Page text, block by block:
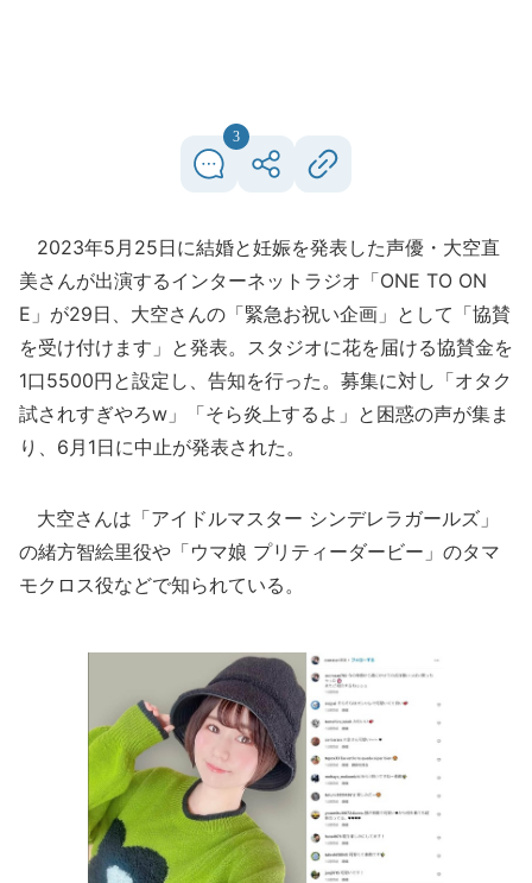
3
2023年5月25日に結婚と妊娠を発表した声優・大空直
美さんが出演するインターネットラジオ「ONE TO ON
E」が29日、大空さんの「緊急お祝い企画」として「協賛
を受け付けます」と発表。スタジオに花を届ける協賛金を
1口5500円と設定し、告知を行った。募集に対し「オタク
試されすぎやろw」「そら炎上するよ」と困惑の声が集ま
り、6月1日に中止が発表された。
大空さんは「アイドルマスター シンデレラガールズ」
の緒方智絵里役や「ウマ娘 プリティーダービー」のタマ
モクロス役などで知られている。